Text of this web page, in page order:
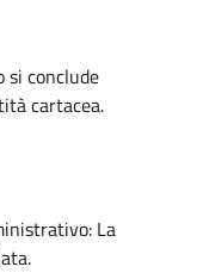
si conclude
cartacea.
La